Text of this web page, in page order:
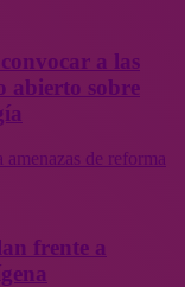
a las
abierto sobre
de reforma
frente a